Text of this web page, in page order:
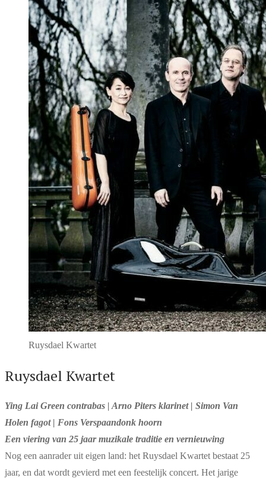
Ruysdael Kwartet
Ruysdael Kwartet
Ying Lai Green contrabas | Arno Piters klarinet | Simon Van
Holen fagot | Fons Verspaandonk hoorn
Een viering van 25 jaar muzikale traditie en vernieuwing
Nog een aanrader uit eigen land: het Ruysdael Kwartet bestaat 25
jaar, en dat wordt gevierd met een feestelijk concert. Het jarige